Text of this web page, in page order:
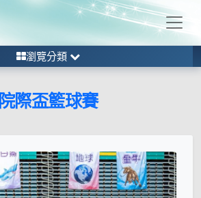
瀏覽分類
院際盃籃球賽